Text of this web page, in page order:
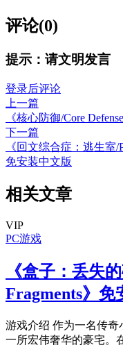
评论(0)
提示：请文明发言
登录后评论
上一篇
《核心防御/Core
下一篇
《回文综合症：逃生室/
免安装中文版
相关文章
VIP
PC游戏
《盒子：丢失
Fragments》免
游戏介绍 作为一名传奇
一所宏伟奢华的豪宅。